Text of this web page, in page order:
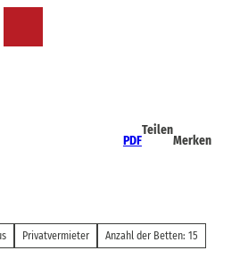
PDF
Teilen
Merken
Privatvermieter Anzahl der Betten: 15